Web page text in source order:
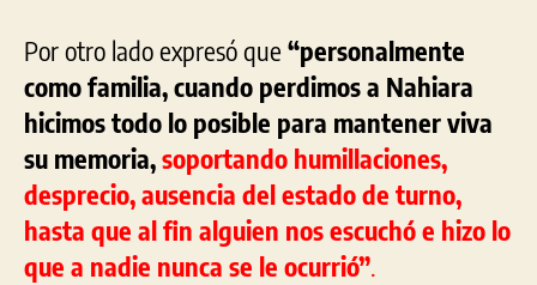
Por otro lado expresó que “personalmente
como familia, cuando perdimos a Nahiara
hicimos todo lo posible para mantener viva
su memoria,soportando humillaciones,
desprecio, ausencia del estado de turno,
hasta que al fin alguien nos escuchó e hizo lo
que a nadie nunca se le ocurrió”.